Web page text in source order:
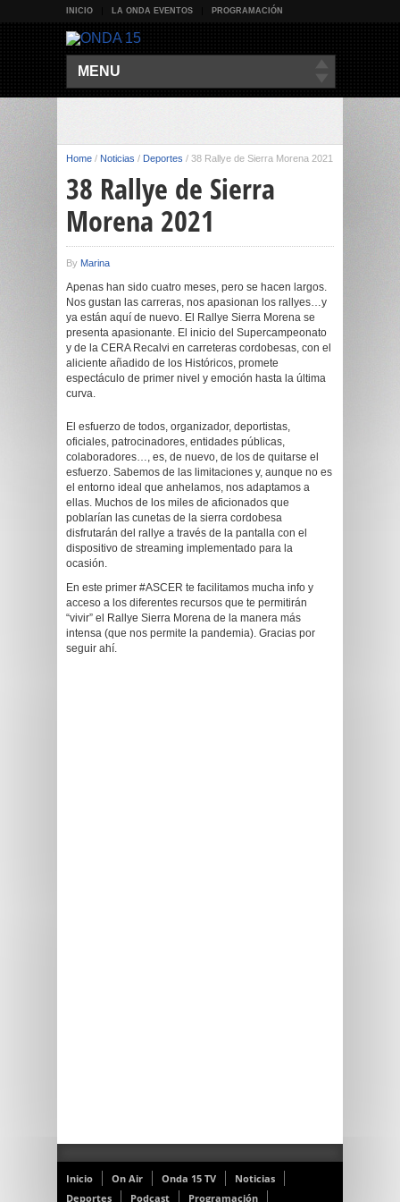
INICIO LA ONDA EVENTOS PROGRAMACIÓN
MENU
Home / Noticias / Deportes / 38 Rallye de Sierra Morena 2021
38 Rallye de Sierra
Morena 2021
By Marina
Apenas han sido cuatro meses, pero se hacen largos.
Nos gustan las carreras, nos apasionan los rallyes…y
ya están aquí de nuevo. El Rallye Sierra Morena se
presenta apasionante. El inicio del Supercampeonato
y de la CERA Recalvi en carreteras cordobesas, con el
aliciente añadido de los Históricos, promete
espectáculo de primer nivel y emoción hasta la última
curva.
El esfuerzo de todos, organizador, deportistas,
oficiales, patrocinadores, entidades públicas,
colaboradores…, es, de nuevo, de los de quitarse el
esfuerzo. Sabemos de las limitaciones y, aunque no es
el entorno ideal que anhelamos, nos adaptamos a
ellas. Muchos de los miles de aficionados que
poblarían las cunetas de la sierra cordobesa
disfrutarán del rallye a través de la pantalla con el
dispositivo de streaming implementado para la
ocasión.
En este primer #ASCER te facilitamos mucha info y
acceso a los diferentes recursos que te permitirán
“vivir” el Rallye Sierra Morena de la manera más
intensa (que nos permite la pandemia). Gracias por
seguir ahí.
Inicio On Air Onda 15 TV
Noticias
Deportes
Podcast Programación